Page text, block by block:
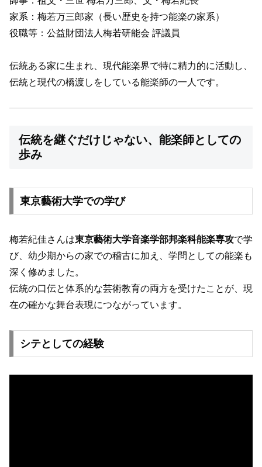
家系：梅若万三郎家（長い歴史を持つ能楽の家系）
役職等：公益財団法人梅若研能会 評議員
伝統ある家に生まれ、現代能楽界で特に精力的に活動し、
伝統と現代の橋渡しをしている能楽師の一人です。
伝統を継ぐだけじゃない、能楽師としての
歩み
東京藝術大学での学び
梅若紀佳さんは東京藝術大学音楽学部邦楽科能楽専攻で学
び、幼少期からの家での稽古に加え、学問としての能楽も
深く修めました。
伝統の口伝と体系的な芸術教育の両方を受けたことが、現
在の確かな舞台表現につながっています。
シテとしての経験